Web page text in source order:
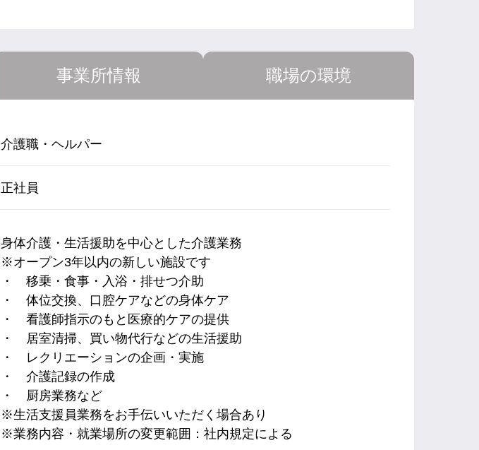
事業所情報 職場の環境
介護職・ヘルパー
正社員
身体介護・生活援助を中心とした介護業務
※オープン3年以内の新しい施設です
・ 移乗・食事・入浴・排せつ介助
・ 体位交換、口腔ケアなどの身体ケア
・ 看護師指示のもと医療的ケアの提供
・ 居室清掃、買い物代行などの生活援助
・ レクリエーションの企画・実施
・ 介護記録の作成
・ 厨房業務など
※生活支援員業務をお手伝いいただく場合あり
※業務内容・就業場所の変更範囲：社内規定による